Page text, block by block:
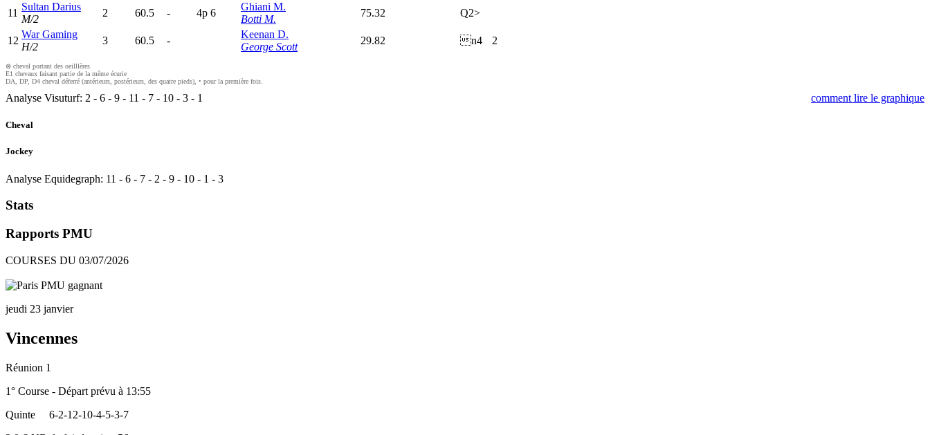
11
Sultan Darius
M/2
2 60.5 - 4p 6
Ghiani M.
Botti M.
75.32 Q2>
12
War Gaming
H/2
3 60.5 -
Keenan D.
George Scott
29.82 n4 2
⊗ cheval portant des oeilllères
E1 chevaux faisant partie de la même écurie
DA, DP, D4 cheval déferré (antérieurs, postérieurs, des quatre pieds), • pour la première fois.
Analyse Visuturf: 2 - 6 - 9 - 11 - 7 - 10 - 3 - 1 comment lire le graphique
Cheval
Jockey
Analyse Equidegraph: 11 - 6 - 7 - 2 - 9 - 10 - 1 - 3
Stats
Rapports PMU
COURSES DU 03/07/2026
jeudi 23 janvier
Vincennes
Réunion 1
1° Course - Départ prévu à 13:55
Quinte
6-2-12-10-4-5-3-7